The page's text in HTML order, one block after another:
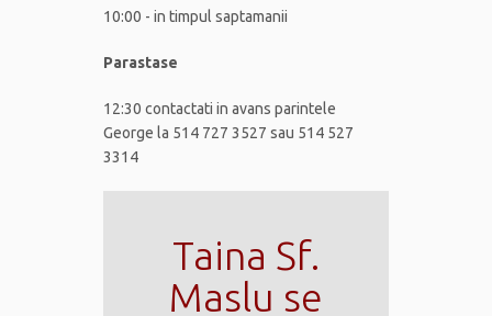
10:00 - in timpul saptamanii
Parastase
12:30 contactati in avans parintele
George la 514 727 3527 sau 514 527
3314
Taina Sf.
Maslu se